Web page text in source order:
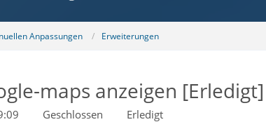
Anpassungen Erweiterungen
maps anzeigen [Erledigt]
Geschlossen Erledigt